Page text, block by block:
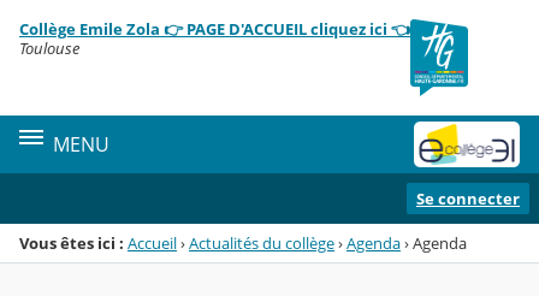
Menu de la rubrique
Contenu
Collège Emile Zola 👉 PAGE D'ACCUEIL cliquez ici 👈
Toulouse
MENU
Se connecter
Vous êtes ici : Accueil›Actualités du collège›Agenda›Agenda